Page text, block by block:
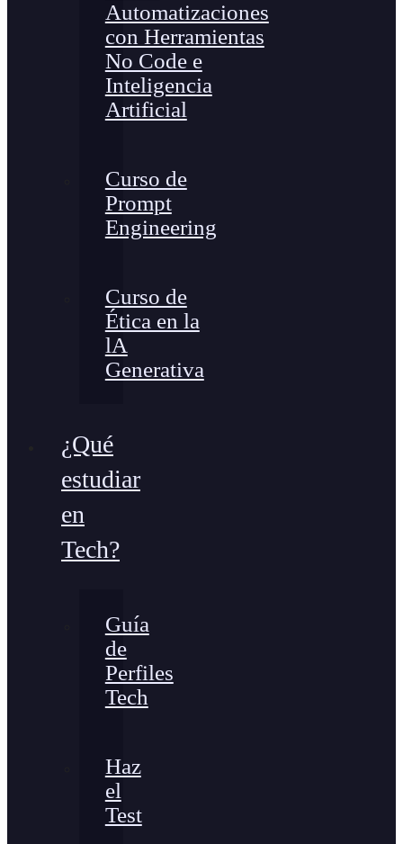
Automatizaciones
con Herramientas
No Code e
Inteligencia
Artificial
Curso de
Prompt
Engineering
Curso de
Ética en la
lA
Generativa
¿Qué
estudiar
en
Tech?
Guía
de
Perfiles
Tech
Haz
el
Test